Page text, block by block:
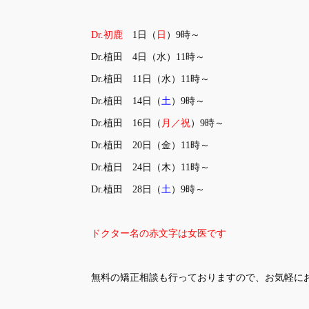
Dr.初鹿 1 日（ 日 ）9時～
Dr.植田 4日（水）11時～
Dr.植田 11日（水）11時～
Dr.植田 14日（土）9時～
Dr.植田 16日（ 月／祝）9時～
Dr.植田 20日（金）11時～
Dr.植日 24日（木）11時～
Dr.植田 28日（土）9時～
ドクター名の赤文字は女医です
無料の矯正相談も行っておりますので、お気軽に